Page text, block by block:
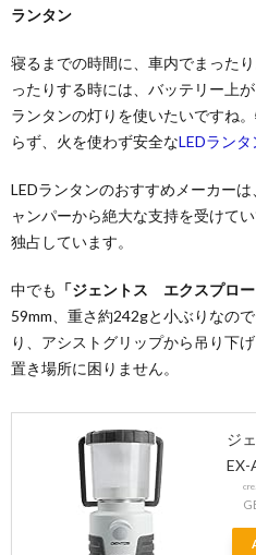
ランタン
寝るまでの時間に、車内でまった
ったりする時には、バッテリー上
ランタンの灯りを使いたいですね
らず、火を使わず安全なLEDランタ
LEDランタンのおすすめメーカー
ャンパーから絶大な支持を受けて
独占しています。
中でも 「ジェントス エクスプロ
59mm、重さ約242gと小ぶりなの
り、アシストグリップから吊り下
置き場所に困りません。
ジ
EX-